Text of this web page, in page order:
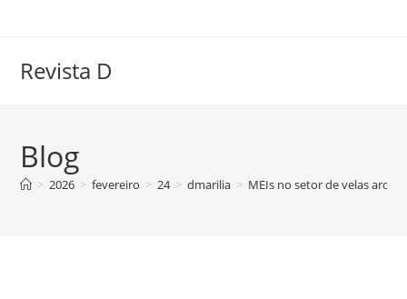
conteúdo
Revista D
Blog
> 2026 > fevereiro > 24 > dmarilia > MEIs no setor de velas